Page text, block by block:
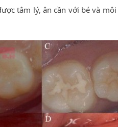
tâm lý, ân cần với bé và